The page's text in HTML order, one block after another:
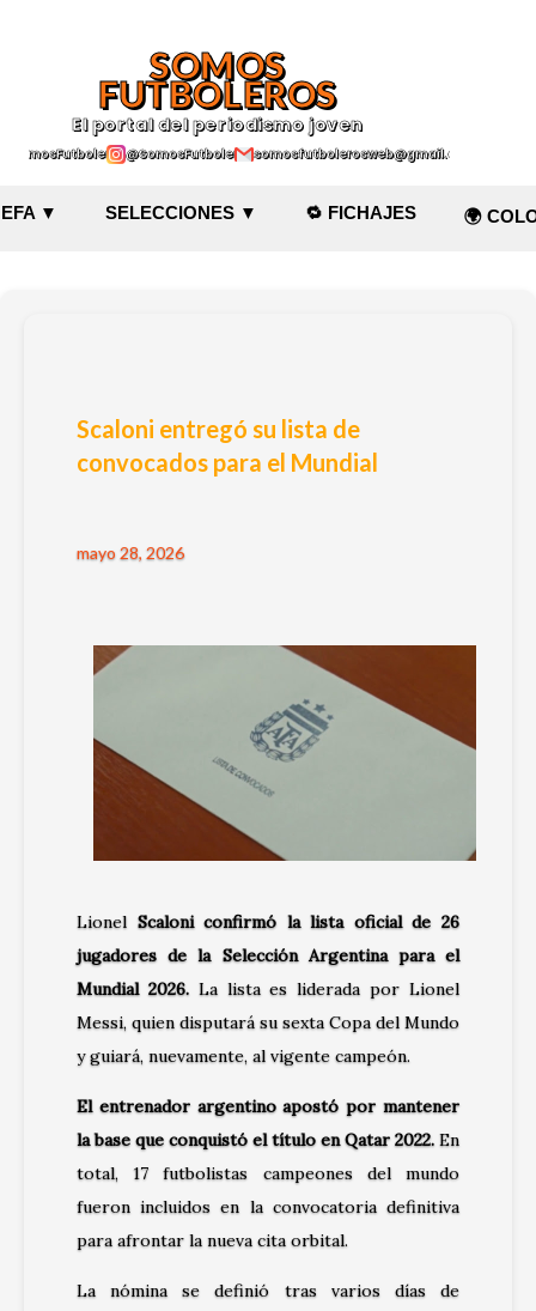
SOMOS
FUTBOLEROS
El portal del periodismo joven
@SomosFutbolerossomosfutbolerosweb@gmail.com
▼ SELECCIONES ▼ 🔁 FICHAJES 🌍
Scaloni entregó su lista de
convocados para el Mundial
mayo 28, 2026
Lionel Scaloni confirmó la lista oficial de 26
jugadores de la Selección Argentina para el
Mundial 2026. La lista es liderada por Lionel
Messi, quien disputará su sexta Copa del Mundo
y guiará, nuevamente, al vigente campeón.
El entrenador argentino apostó por mantener
la base que conquistó el título en Qatar 2022. En
total, 17 futbolistas campeones del mundo
fueron incluidos en la convocatoria definitiva
para afrontar la nueva cita orbital.
La nómina se definió tras varios días de